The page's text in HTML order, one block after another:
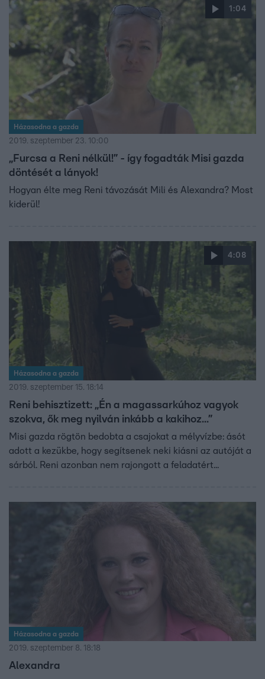
1:04
Házasodna a gazda
2019. szeptember 23. 10:00
„Furcsa a Reni nélkül!” - így fogadták Misi gazda
döntését a lányok!
Hogyan élte meg Reni távozását Mili és Alexandra? Most
kiderül!
4:08
Házasodna a gazda
2019. szeptember 15. 18:14
Reni behisztizett: „Én a magassarkúhoz vagyok
szokva, ők meg nyilván inkább a kakihoz...”
Misi gazda rögtön bedobta a csajokat a mélyvízbe: ásót
adott a kezükbe, hogy segítsenek neki kiásni az autóját a
sárból. Reni azonban nem rajongott a feladatért...
Házasodna a gazda
2019. szeptember 8. 18:18
Alexandra